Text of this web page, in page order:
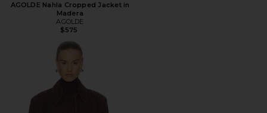
AGOLDE Nahla Cropped Jacket in
Madera
AGOLDE
$575